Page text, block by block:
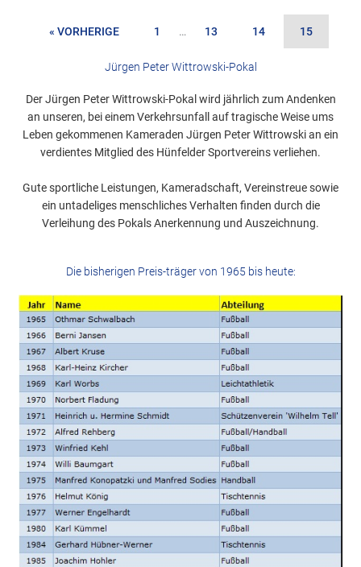
« VORHERIGE 1 … 13 14 15
Jürgen Peter Wittrowski-Pokal
Der Jürgen Peter Wittrowski-Pokal wird jährlich zum Andenken
an unseren, bei einem Verkehrsunfall auf tragische Weise ums
Leben gekommenen Kameraden Jürgen Peter Wittrowski an ein
verdientes Mitglied des Hünfelder Sportvereins verliehen.
Gute sportliche Leistungen, Kameradschaft, Vereinstreue sowie
ein untadeliges menschliches Verhalten finden durch die
Verleihung des Pokals Anerkennung und Auszeichnung.
Die bisherigen Preis-träger von 1965 bis heute: